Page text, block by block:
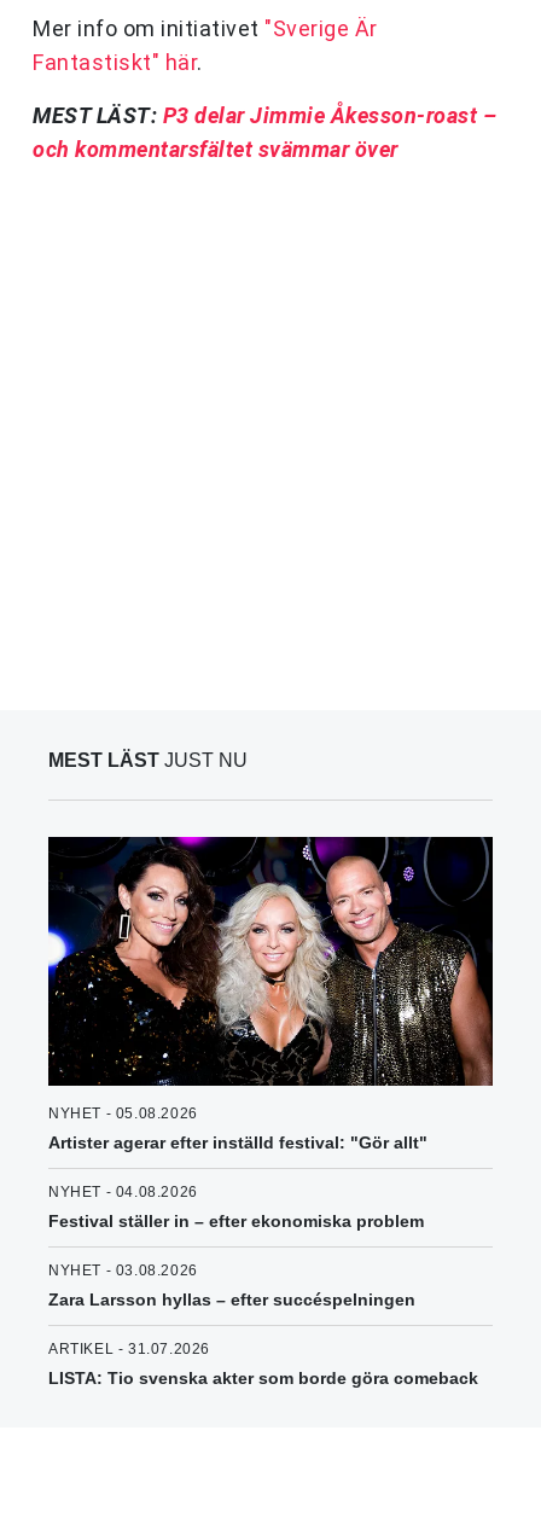
Mer info om initiativet "Sverige Är
Fantastiskt" här.
MEST LÄST: P3 delar Jimmie Åkesson-roast –
och kommentarsfältet svämmar över
MEST LÄST JUST NU
NYHET - 05.08.2026
Artister agerar efter inställd festival: "Gör allt"
NYHET - 04.08.2026
Festival ställer in – efter ekonomiska problem
NYHET - 03.08.2026
Zara Larsson hyllas – efter succéspelningen
ARTIKEL - 31.07.2026
LISTA: Tio svenska akter som borde göra comeback